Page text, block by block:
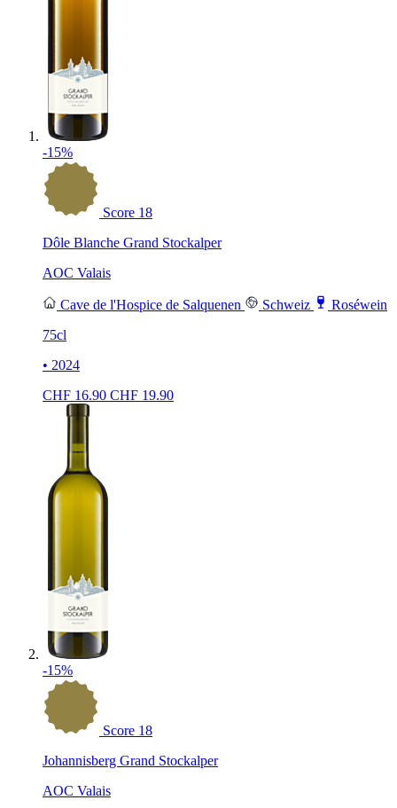
-15%
Score 18
Dôle Blanche Grand Stockalper
AOC Valais
Cave de l'Hospice de Salquenen Schweiz
Roséwein
75cl
• 2024
CHF 16.90 CHF 19.90
-15%
Score 18
Johannisberg Grand Stockalper
AOC Valais